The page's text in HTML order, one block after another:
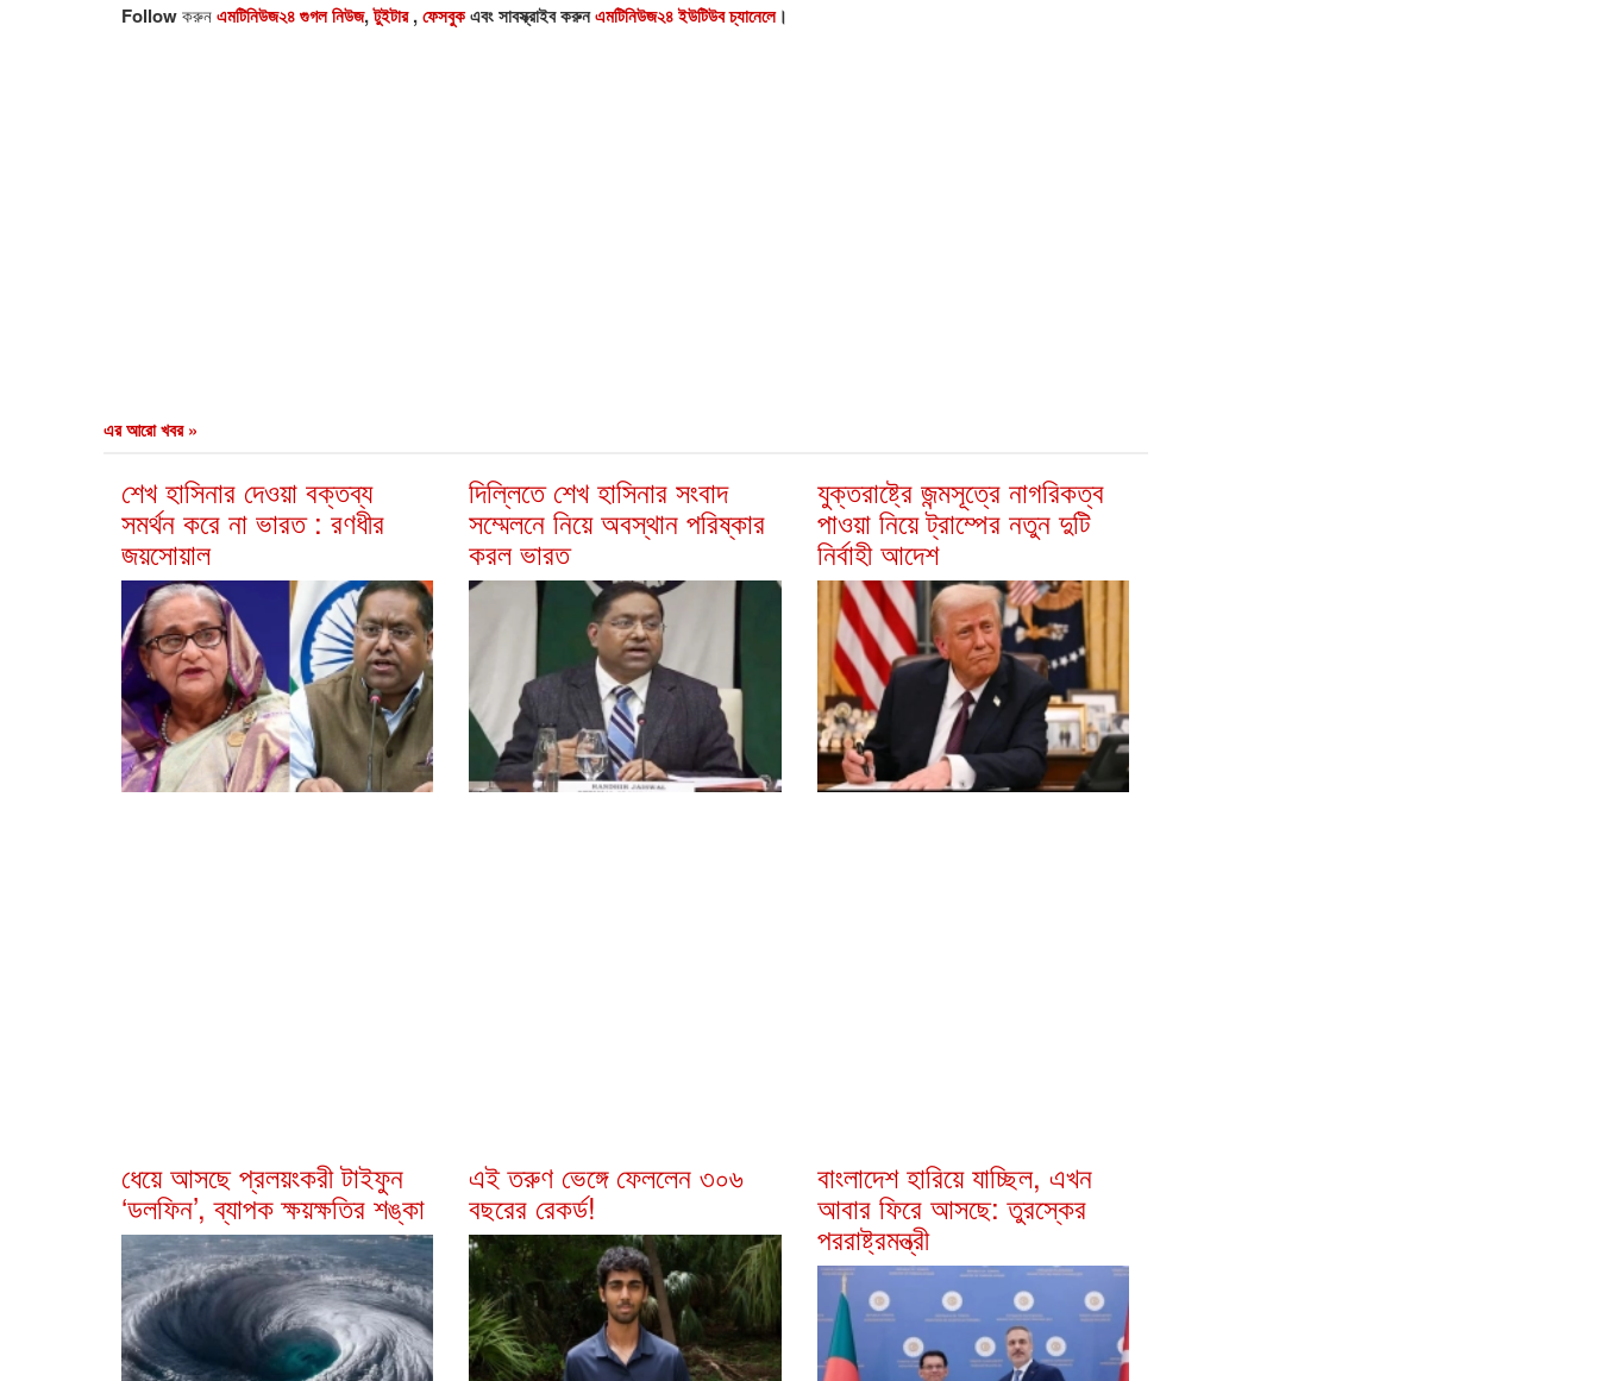
Followকরুনএমটিনিউজ২৪ গুগল নিউজ,টুইটার,ফেসবুকএবং সাবস্ক্রাইব করুনএমটিনিউজ২৪ ইউটিউব চ্যানেলে।
এর আরো খবর »
শেখ হাসিনার দেওয়া বক্তব্য
সমর্থন করে না ভারত : রণধীর
জয়সোয়াল
দিল্লিতে শেখ হাসিনার সংবাদ
সম্মেলনে নিয়ে অবস্থান পরিষ্কার
করল ভারত
যুক্তরাষ্ট্রে জন্মসূত্রে নাগরিকত্ব
পাওয়া নিয়ে ট্রাম্পের নতুন দুটি
নির্বাহী আদেশ
ধেয়ে আসছে প্রলয়ংকরী টাইফুন
‌‘ডলফিন’, ব্যাপক ক্ষয়ক্ষতির শঙ্কা
এই তরুণ ভেঙ্গে ফেললেন ৩০৬
বছরের রেকর্ড!
বাংলাদেশ হারিয়ে যাচ্ছিল, এখন
আবার ফিরে আসছে: তুরস্কের
পররাষ্ট্রমন্ত্রী